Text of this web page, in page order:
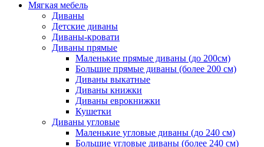
Мягкая мебель
Диваны
Детские диваны
Диваны-кровати
Диваны прямые
Маленькие прямые диваны (до 200см)
Большие прямые диваны (более 200 см)
Диваны выкатные
Диваны книжки
Диваны еврокнижки
Кушетки
Диваны угловые
Маленькие угловые диваны (до 240 см)
Большие угловые диваны (более 240 см)